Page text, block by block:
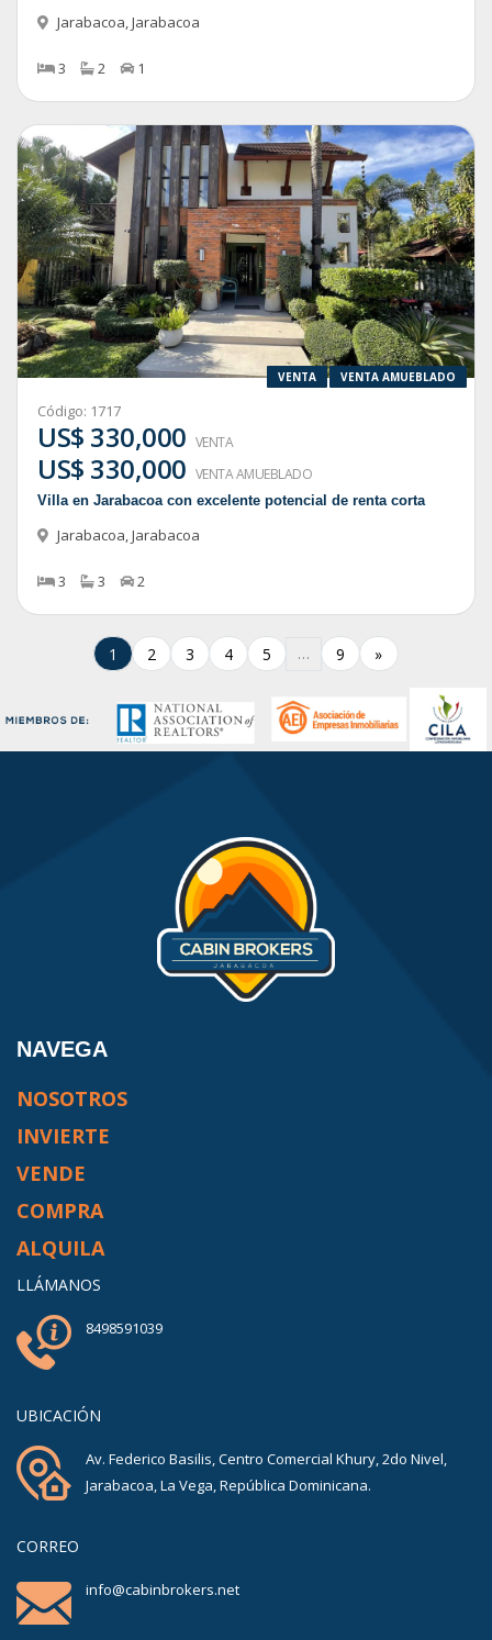
Jarabacoa,Jarabacoa
3 2 1
VENTA VENTA AMUEBLADO
Código: 1717
US$ 330,000 VENTA
US$ 330,000 VENTA AMUEBLADO
Villa en Jarabacoa con excelente potencial de renta corta
Jarabacoa Jarabacoa
3 3 2
1 2 3 4 5 … 9 »
NAVEGA
NOSOTROS
INVIERTE
VENDE
COMPRA
ALQUILA
LLÁMANOS
8498591039
UBICACIÓN
Av. Federico Basilis, Centro Comercial Khury, 2do Nivel,
Jarabacoa, La Vega, República Dominicana.
CORREO
info@cabinbrokers.net